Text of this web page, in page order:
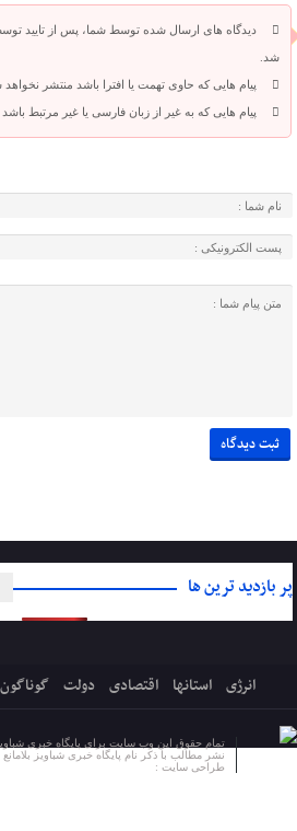
دیدگاه های ارسال شده توسط شما، پس از تایید
شد.
پیام هایی که حاوی تهمت یا افترا باشد منتشر نخواهد
پیام هایی که به غیر از زبان فارسی یا غیر مرتبط
پر بازدید ترین ها
انرژی استانها اقتصادی دولت گوناگون
تمام حقوق این وب سایت برای پایگاه خبری
نشر مطالب با ذکر نام پایگاه خبری شباویز
طراحی سایت :